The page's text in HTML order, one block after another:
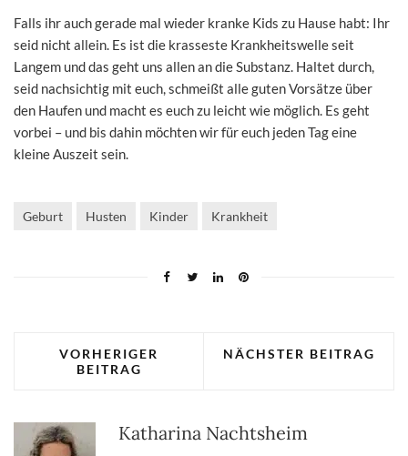
Falls ihr auch gerade mal wieder kranke Kids zu Hause habt: Ihr
seid nicht allein. Es ist die krasseste Krankheitswelle seit
Langem und das geht uns allen an die Substanz. Haltet durch,
seid nachsichtig mit euch, schmeißt alle guten Vorsätze über
den Haufen und macht es euch zu leicht wie möglich. Es geht
vorbei – und bis dahin möchten wir für euch jeden Tag eine
kleine Auszeit sein.
Geburt Husten Kinder Krankheit
VORHERIGER
BEITRAG
NÄCHSTER BEITRAG
Katharina Nachtsheim